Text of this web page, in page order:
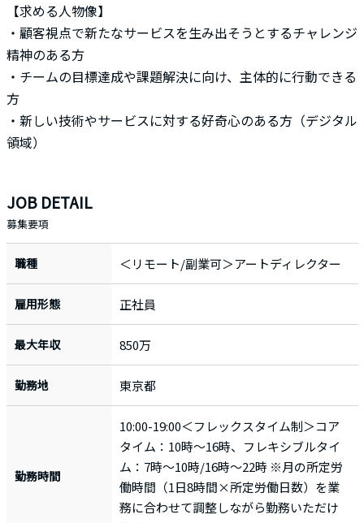
【求める人物像】
・顧客視点で新たなサービスを生み出そうとするチャレンジ
精神のある方
・チームの目標達成や課題解決に向け、主体的に行動できる
方
・新しい技術やサービスに対する好奇心のある方（デジタル
領域）
JOB DETAIL
募集要項
職種 ＜リモート/副業可＞アートディレクター
雇用形態 正社員
最大年収 850万
勤務地 東京都
勤務時間
10:00-19:00＜フレックスタイム制＞コア
タイム：10時～16時、フレキシブルタイ
ム：7時～10時/16時～22時 ※月の所定労
働時間（1日8時間×所定労働日数）を業
務に合わせて調整しながら勤務いただけ